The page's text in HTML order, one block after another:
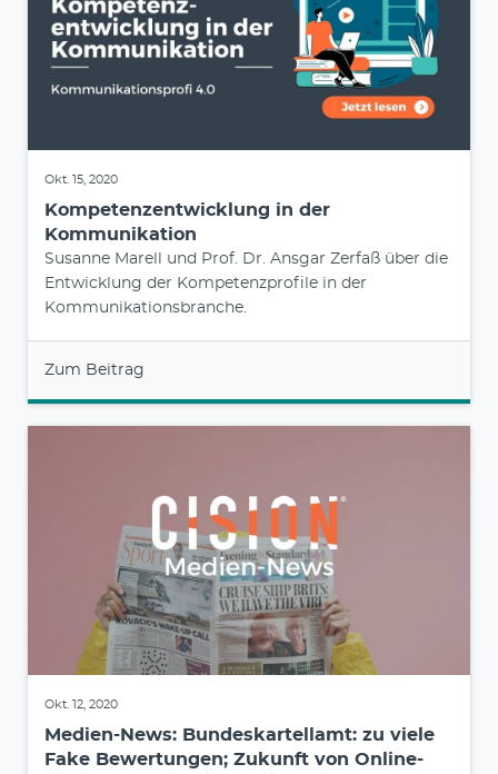
Okt. 15, 2020
Kompetenzentwicklung in der
Kommunikation
Susanne Marell und Prof. Dr. Ansgar Zerfaß über die
Entwicklung der Kompetenzprofile in der
Kommunikationsbranche.
Zum Beitrag
Okt. 12, 2020
Medien-News: Bundeskartellamt: zu viele
Fake Bewertungen; Zukunft von Online-